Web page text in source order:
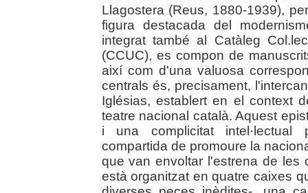
Llagostera (Reus, 1880-1939),
figura destacada del
integrat també al Catàleg
(CCUC), es compon de
així com d'una valuosa
centrals és, precisament,
Iglésias, establert en el context
teatre nacional català. Aquest
i una complicitat intel·lectual
compartida de promoure la
que van envoltar l'estrena de les
està organitzat en quatre caixes